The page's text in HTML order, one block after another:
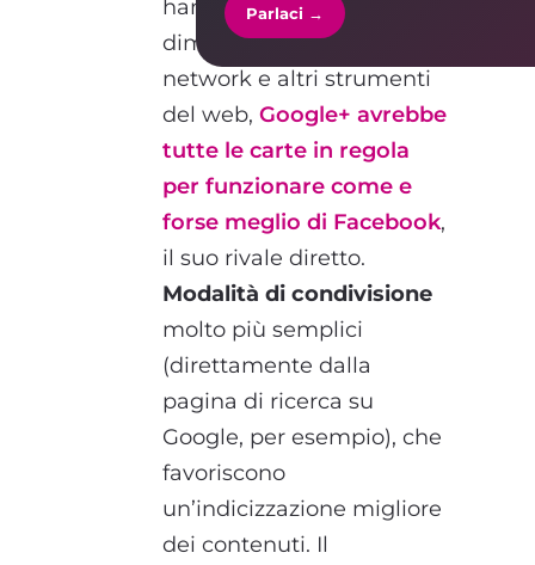
hanno una grande
dimestichezza con social
network e altri strumenti
del web, Google+ avrebbe
tutte le carte in regola
per funzionare come e
forse meglio di Facebook,
il suo rivale diretto.
Modalità di condivisione
molto più semplici
(direttamente dalla
pagina di ricerca su
Google, per esempio), che
favoriscono
un’indicizzazione migliore
dei contenuti. Il
Parlaci →